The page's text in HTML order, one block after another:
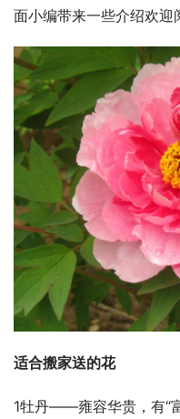
面小编带来一些介绍欢迎
适合搬家送的花
1牡丹——雍容华贵，有“